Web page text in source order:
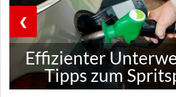
Effizienter
Tipps zum
❮